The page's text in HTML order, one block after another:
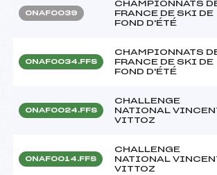
ONAF0039
CHAMPIONNATS
FRANCE DE SKI DE
FOND D'ÉTÉ
ONAF0034.FFS
CHAMPIONNATS
FRANCE DE SKI DE
FOND D'ÉTÉ
ONAF0024.FFS
CHALLENGE
NATIONAL
VITTOZ
ONAF0014.FFS
CHALLENGE
NATIONAL
VITTOZ